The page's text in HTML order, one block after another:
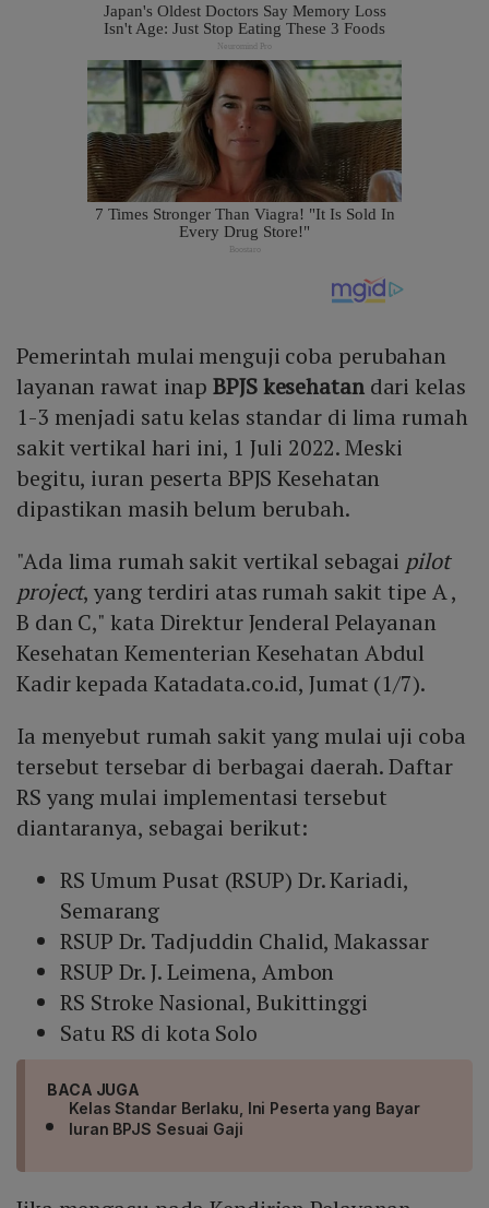
Pemerintah mulai menguji coba perubahan
layanan rawat inapBPJS kesehatandari kelas
1-3 menjadi satu kelas standar di lima rumah
sakit vertikal hari ini, 1 Juli 2022. Meski
begitu, iuran peserta BPJS Kesehatan
dipastikan masih belum berubah.
"Ada lima rumah sakit vertikal sebagai pilot
project, yang terdiri atas rumah sakit tipe A ,
B dan C," kata Direktur Jenderal Pelayanan
Kesehatan Kementerian Kesehatan Abdul
Kadir kepada Katadata.co.id, Jumat (1/7).
Ia menyebut rumah sakit yang mulai uji coba
tersebut tersebar di berbagai daerah. Daftar
RS yang mulai implementasi tersebut
diantaranya, sebagai berikut:
RS Umum Pusat (RSUP) Dr. Kariadi,
Semarang
RSUP Dr. Tadjuddin Chalid, Makassar
RSUP Dr. J. Leimena, Ambon
RS Stroke Nasional, Bukittinggi
Satu RS di kota Solo
BACA JUGA
Kelas Standar Berlaku, Ini Peserta yang Bayar
Iuran BPJS Sesuai Gaji